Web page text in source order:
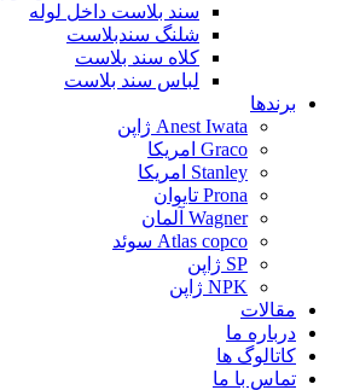
سند بلاست داخل لوله
شلنگ سندبلاست
کلاه سند بلاست
لباس سند بلاست
برندها
Anest Iwata ژاپن
Graco امریکا
Stanley امریکا
Prona تایوان
Wagner آلمان
Atlas copco سوئد
SP ژاپن
NPK ژاپن
مقالات
درباره ما
کاتالوگ ها
تماس با ما